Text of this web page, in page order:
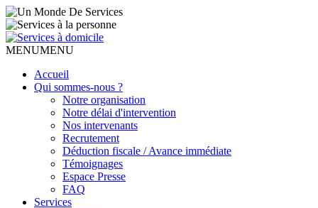
MENUMENU
Accueil
Qui sommes-nous ?
Notre organisation
Notre délai d'intervention
Nos intervenants
Recrutement
Déduction fiscale / Avance immédiate
Témoignages
Espace Presse
FAQ
Services